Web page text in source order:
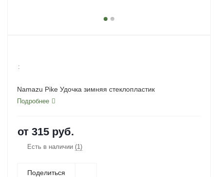
:
Namazu Pike Удочка зимняя стеклопластик
Подробнее
от 315 руб.
Есть в наличии (1)
Поделиться